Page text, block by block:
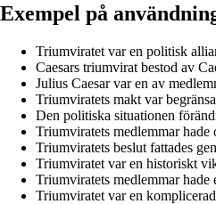
Exempel på
Triumviratet var en politisk
Caesars triumvirat bestod av
Julius Caesar var en av
Triumviratets makt var
Den politiska situationen
Triumviratets medlemmar
Triumviratets beslut fattades
Triumviratet var en historiskt
Triumviratets medlemmar hade
Triumviratet var en